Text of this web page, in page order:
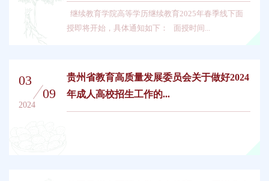
继续教育学院高等学历继续教育2025年春季线下面
授即将开始，具体通知如下： 面授时间...
03
09
2024
贵州省教育高质量发展委员会关于做好2024
年成人高校招生工作的...